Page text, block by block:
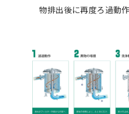
物排出後に再度ろ過動